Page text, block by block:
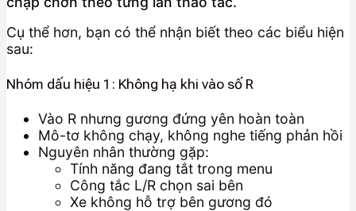
Cụ thể hơn, bạn có thể nhận biết theo các biểu hiện
sau:
Nhóm dấu hiệu 1: Không hạ khi vào số R
Vào R nhưng gương đứng yên hoàn toàn
Mô-tơ không chạy, không nghe tiếng phản hồi
Nguyên nhân thường gặp:
Tính năng đang tắt trong menu
Công tắc L/R chọn sai bên
Xe không hỗ trợ bên gương đó